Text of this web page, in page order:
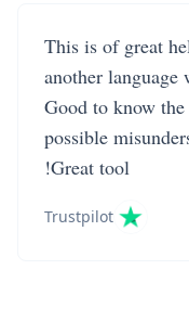
This is of great
another
Good to know the
possible
Great tool!
Trustpilot